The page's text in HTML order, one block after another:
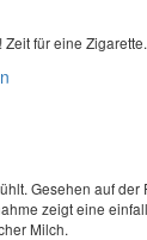
für eine Zigarette.
Gesehen auf der
zeigt eine
Milch.